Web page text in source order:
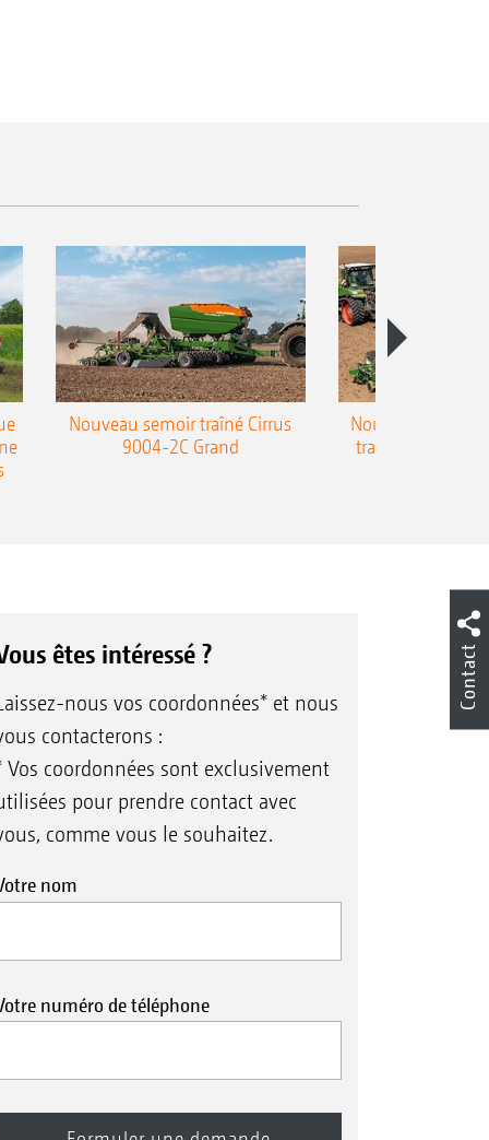
Nouveau semoir traîné Cirrus
9004-2C Grand
Nouveau semoir
traîné Precea-
êtes intéressé ?
nous vos coordonnées* et nous
contacterons :
Vos coordonnées sont exclusivement
pour prendre contact avec
comme vous le souhaitez.
nom
numéro de téléphone
Contact